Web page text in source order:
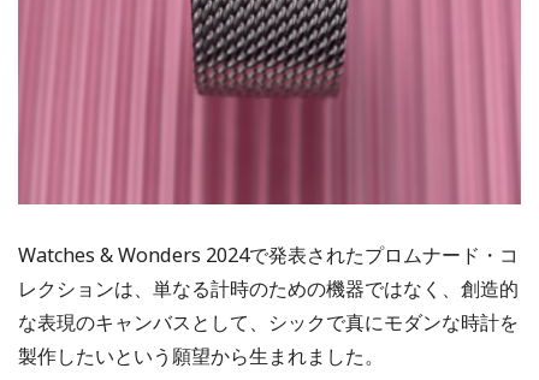
Watches & Wonders 2024で発表されたプロムナード・コ
レクションは、単なる計時のための機器ではなく、創造的
な表現のキャンバスとして、シックで真にモダンな時計を
製作したいという願望から生まれました。